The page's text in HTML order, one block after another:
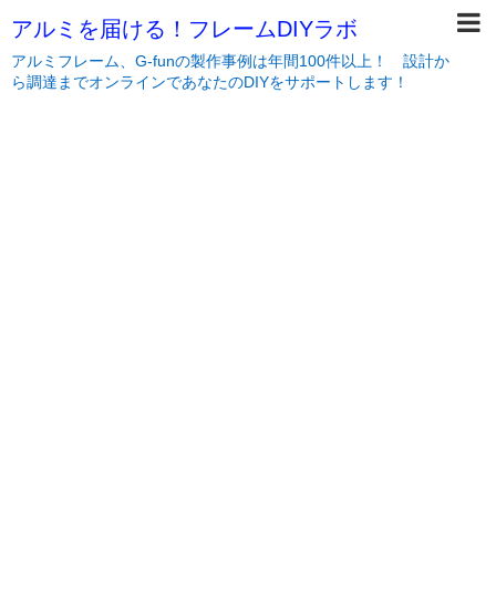
アルミを届ける！フレームDIYラボ
アルミフレーム、G-funの製作事例は年間100件以上！ 設計か
ら調達までオンラインであなたのDIYをサポートします！